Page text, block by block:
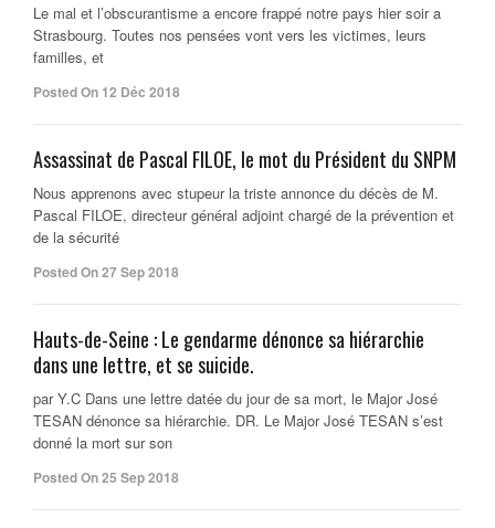
Le mal et l’obscurantisme a encore frappé notre pays hier soir a
Strasbourg. Toutes nos pensées vont vers les victimes, leurs
familles, et
Posted On 12 Déc 2018
Assassinat de Pascal FILOE, le mot du Président du SNPM
Nous apprenons avec stupeur la triste annonce du décès de M.
Pascal FILOE, directeur général adjoint chargé de la prévention et
de la sécurité
Posted On 27 Sep 2018
Hauts-de-Seine : Le gendarme dénonce sa hiérarchie
dans une lettre, et se suicide.
par Y.C Dans une lettre datée du jour de sa mort, le Major José
TESAN dénonce sa hiérarchie. DR. Le Major José TESAN s’est
donné la mort sur son
Posted On 25 Sep 2018